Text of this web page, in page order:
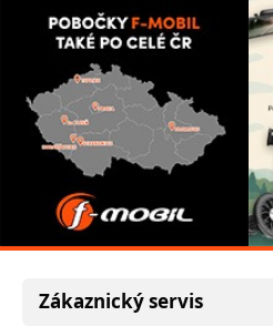
Zákaznický servis